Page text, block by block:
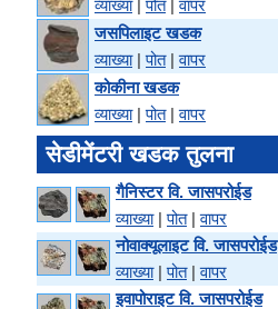
व्याख्या|पोत|वापर
जसपिलाइट खडक
व्याख्या|पोत|वापर
कोकीना खडक
व्याख्या|पोत|वापर
सेडीमेंटरी खडक तुलना
गैनिस्टर वि. जासपरोईड
व्याख्या|पोत|वापर
नोवाक्यूलाइट वि. जासपरोईड
व्याख्या|पोत|वापर
इवापोराइट वि. जासपरोईड